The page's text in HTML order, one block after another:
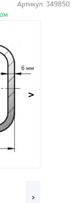
Артикул: 349850
6 мм
>
›